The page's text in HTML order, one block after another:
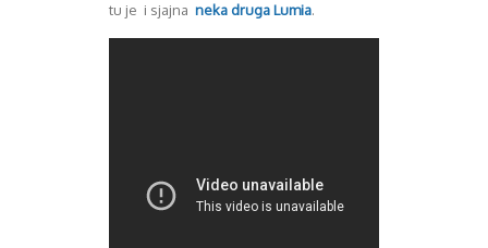
tu je i sjajna neka drugaLumia.